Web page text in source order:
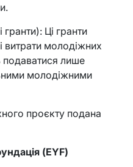
Ці гранти
витрати молодіжних
подаватися лише
молодіжними
проєкту подана
(EYF)